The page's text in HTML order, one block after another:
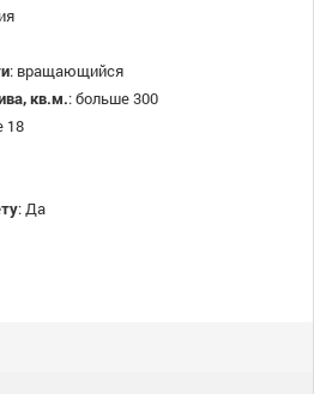
: вращающийся
кв.м.:больше 300
18
: Да